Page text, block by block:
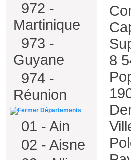
972 -
Martinique
973 -
Guyane
974 -
Réunion
Départements
01 - Ain
02 - Aisne
8